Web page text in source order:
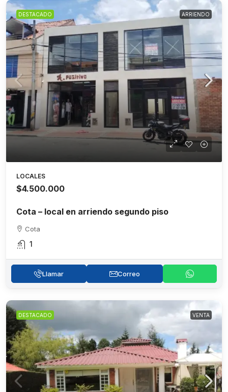
DESTACADO ARRIENDO
LOCALES
$4.500.000
Cota – local en arriendo segundo piso
Cota
1
Llamar Correo
DESTACADO VENTA